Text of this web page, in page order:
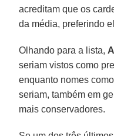
acreditam que os
da média, preferindo
Olhando para a lista,
seriam vistos como
enquanto nomes
seriam, também em
mais conservadores.